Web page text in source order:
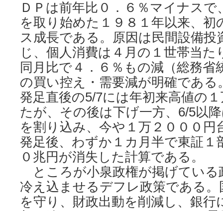
ＤＰは前年比０．６％マイナスで
を取り始めた１９８１年以来、初
ス成長である。原因は民間設備
じ、個人消費は４月の１世帯当た
同月比で４．６％もの減（総務省
の買い控え・需要減が明確である
発足直後の5/7には年初来高値の
たが、その後は下げ一方、6/5以
を割り込み、今や１万２０００円
発足後、わずか１カ月半で東証１
０兆円が消失した計算である。
ところが小泉政権が掲げている
冷え込ませるデフレ政策である。
を守り、財政出動を削減し、銀行